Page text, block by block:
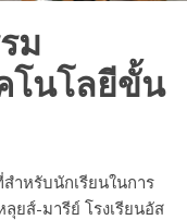
ม
โนโลยีขั้น
ำหรับนักเรียนในการ
ยส์-มารีย์ โรงเรียนอัส